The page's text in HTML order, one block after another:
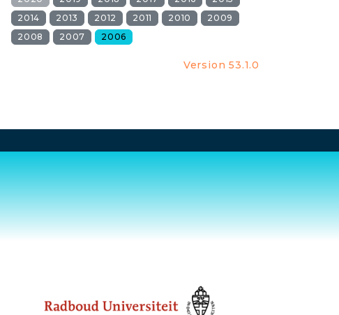
2014
2013 2012 2011 2010
2009
2008
2007 2006
Version 53.1.0